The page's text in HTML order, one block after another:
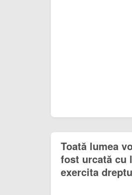
Toată lumea
fost urcată cu
exercita